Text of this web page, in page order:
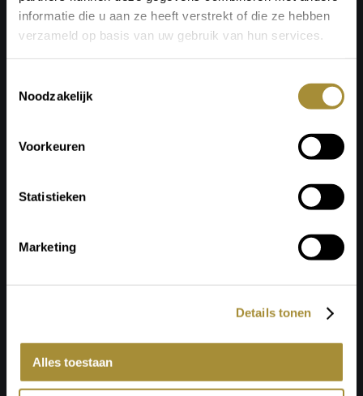
informatie die u aan ze heeft verstrekt of die ze hebben
verzameld op basis van uw gebruik van hun services.
Noodzakelijk
Voorkeuren
Statistieken
Marketing
Details tonen
Alles toestaan